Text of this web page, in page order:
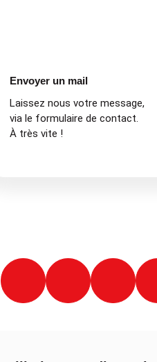
Envoyer un mail
Laissez nous votre message,
via le formulaire de contact.
À très vite !